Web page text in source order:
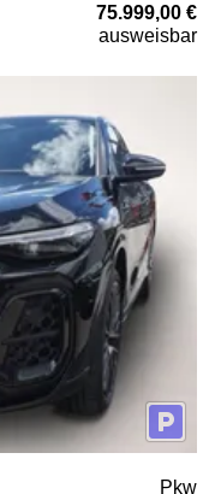
75.999,00 €
ausweisbar
Pkw